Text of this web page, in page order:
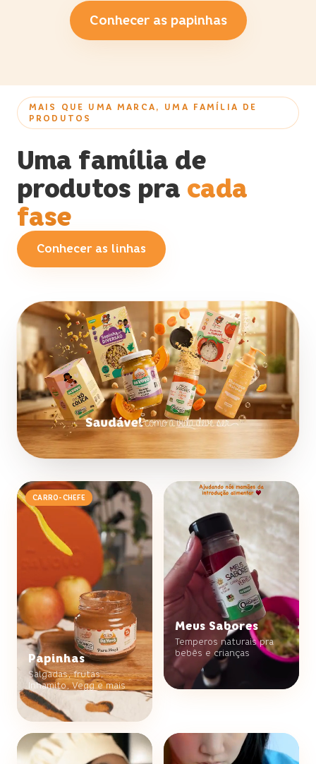
Conhecer as papinhas
MAIS QUE UMA MARCA, UMA FAMÍLIA DE
PRODUTOS
Uma família de
produtos pra cada
fase
Conhecer as linhas
CARRO-CHEFE
Papinhas
Salgadas, frutas,
Inhamito, Vegg e mais
Meus Sabores
Temperos naturais pra
bebês e crianças